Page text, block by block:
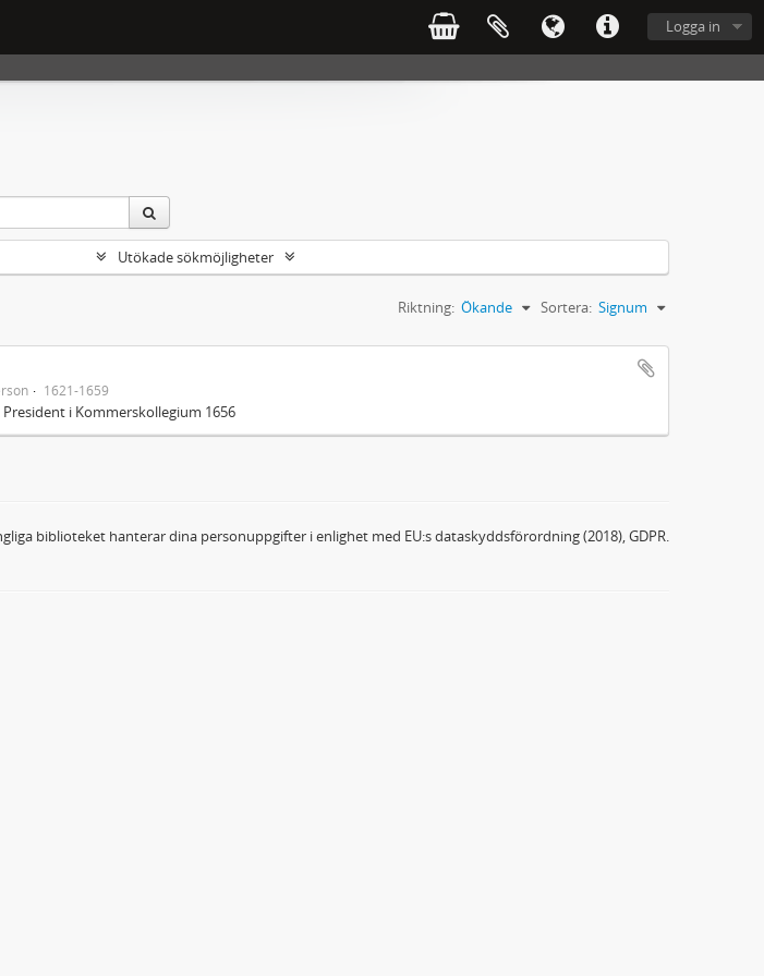
Logga in
Utökade sökmöjligheter
Sortera: Signum
Riktning: Ökande
1621-1659
i Kommerskollegium 1656
biblioteket hanterar dina personuppgifter i enlighet med EU:s dataskyddsförordning (2018), GDPR.